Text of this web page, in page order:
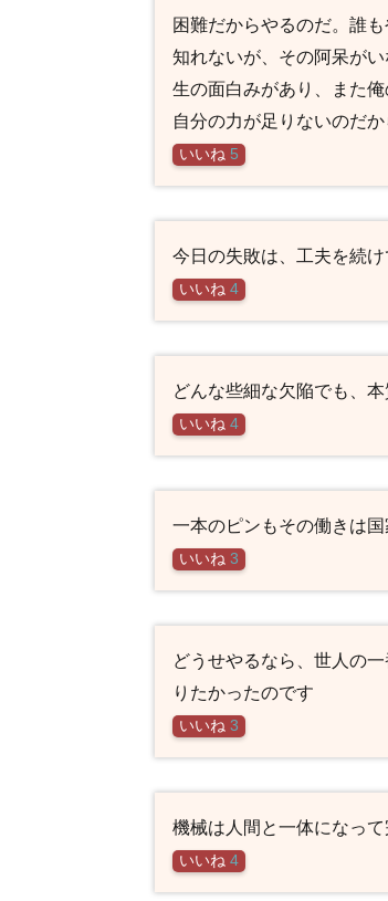
困難だからやるのだ。誰
知れないが、その阿呆が
生の面白みがあり、また
自分の力が足りないのだ
いいね 5
今日の失敗は、工夫を続
いいね 4
どんな些細な欠陥でも、
いいね 4
一本のピンもその働きは
いいね 3
どうせやるなら、世人の
りたかったのです
いいね 3
機械は人間と一体になっ
いいね 4